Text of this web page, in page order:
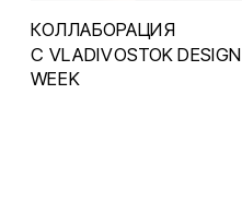
КОЛЛАБОРАЦИЯ
С VLADIVOSTOK DESIGN